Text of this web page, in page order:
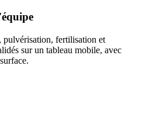
pulvérisation, fertilisation et
sur un tableau mobile, avec